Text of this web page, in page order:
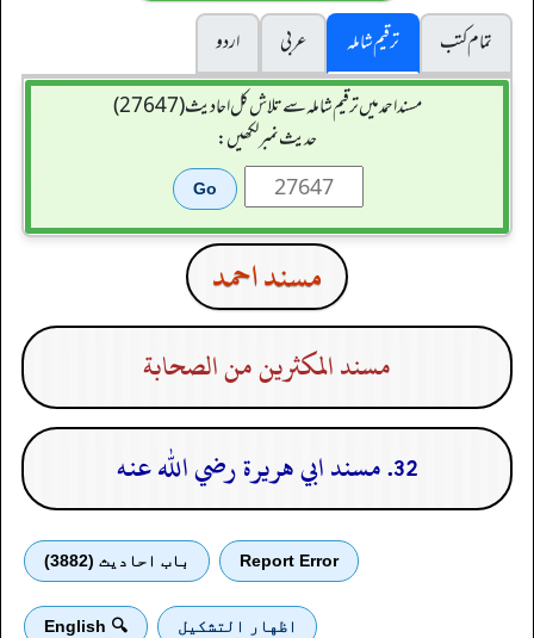
تمام کتب
ترقیم شاملہ عربی
اردو
مسند احمد میں ترقیم شاملہ سے تلاش کل احادیث (27647)
حدیث نمبر لکھیں:
مسند احمد
مسند المكثرين من الصحابة
32. مسند ابي هريرة رضي الله عنه
Report Error باب احادیث (3882)
اظهار التشكيل 🔍 English